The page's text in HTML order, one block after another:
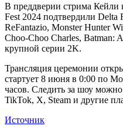
В преддверии стрима Кейли
Fest 2024 подтвердили Delta
ReFantazio, Monster Hunter
Choo-Choo Charles, Batman:
крупной серии 2K.
Трансляция церемонии
стартует 8 июня в 0:00 по
часов. Следить за шоу
TikTok, X, Steam и другие
Источник